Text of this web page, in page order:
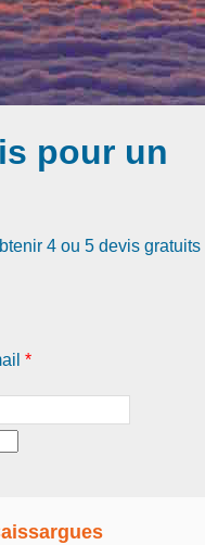
pour un
4 ou 5 devis gratuits
*